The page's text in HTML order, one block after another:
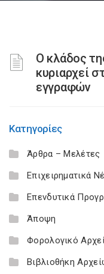
Ο κλάδος
κυριαρχεί
εγγραφών
Κατηγορίες
Άρθρα – Μελέτες
Επιχειρηματικά
Επενδυτικά
Άποψη
Φορολογικό
Βιβλιοθήκη